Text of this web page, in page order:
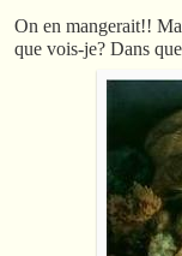
On en mangerait!!
que vois-je? Dans